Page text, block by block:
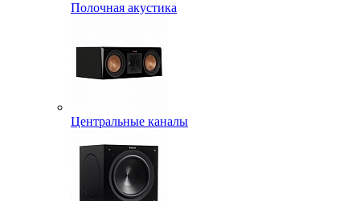
Полочная акустика
Центральные каналы